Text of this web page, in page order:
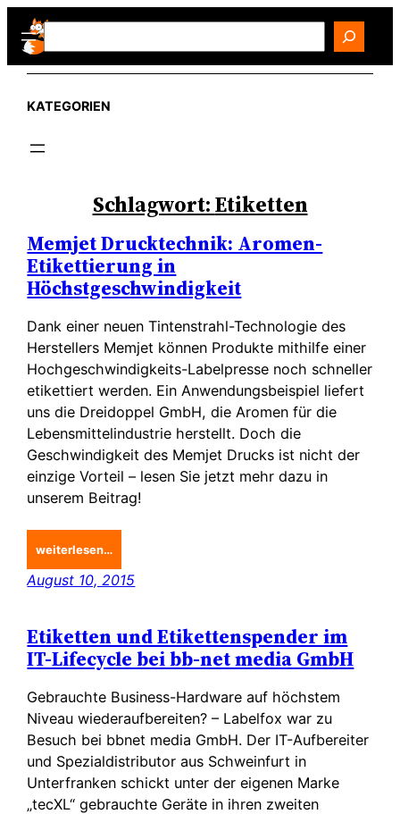
Zum
Inhalt
springen
Search
KATEGORIEN
Schlagwort:Etiketten
Memjet Drucktechnik: Aromen-
Etikettierung in
Höchstgeschwindigkeit
Dank einer neuen Tintenstrahl-Technologie des
Herstellers Memjet können Produkte mithilfe einer
Hochgeschwindigkeits-Labelpresse noch schneller
etikettiert werden. Ein Anwendungsbeispiel liefert
uns die Dreidoppel GmbH, die Aromen für die
Lebensmittelindustrie herstellt. Doch die
Geschwindigkeit des Memjet Drucks ist nicht der
einzige Vorteil – lesen Sie jetzt mehr dazu in
unserem Beitrag!
weiterlesen…
August 10, 2015
Etiketten und Etikettenspender im
IT-Lifecycle bei bb-net media GmbH
Gebrauchte Business-Hardware auf höchstem
Niveau wiederaufbereiten? – Labelfox war zu
Besuch bei bbnet media GmbH. Der IT-Aufbereiter
und Spezialdistributor aus Schweinfurt in
Unterfranken schickt unter der eigenen Marke
„tecXL“ gebrauchte Geräte in ihren zweiten